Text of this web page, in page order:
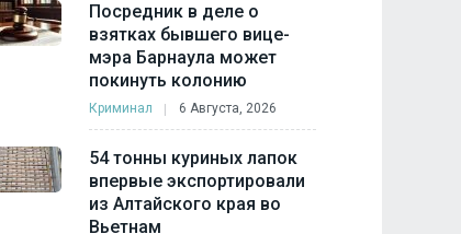
Посредник в деле о
взятках бывшего вице-
мэра Барнаула может
покинуть колонию
Криминал 6 Августа, 2026
54 тонны куриных лапок
впервые экспортировали
из Алтайского края во
Вьетнам